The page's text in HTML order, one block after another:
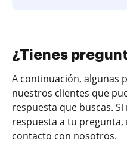
¿Tienes
A continuación, algunas
nuestros clientes que
respuesta que buscas.
respuesta a tu
contacto con nosotros.